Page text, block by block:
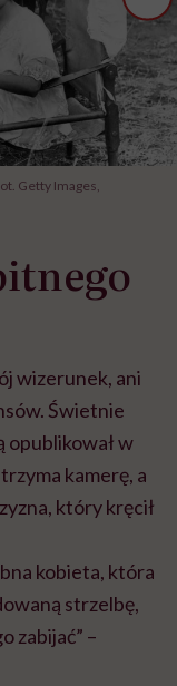
Getty Images,
wizerunek, ani
Świetnie
opublikował w
kamerę, a
który kręcił
kobieta, która
strzelbę,
zabijać” –